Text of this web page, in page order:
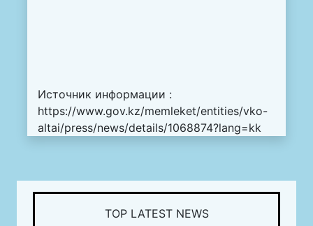
Источник информации :
https://www.gov.kz/memleket/entities/vko-
altai/press/news/details/1068874?lang=kk
TOP LATEST NEWS